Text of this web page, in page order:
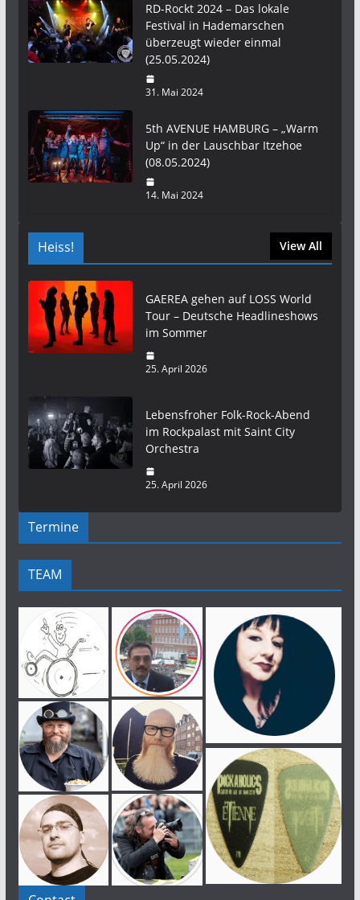
RD-Rockt 2024 – Das lokale
Festival in Hademarschen
überzeugt wieder einmal
(25.05.2024)
31. Mai 2024
5th AVENUE HAMBURG – „Warm
Up“ in der Lauschbar Itzehoe
(08.05.2024)
14. Mai 2024
Heiss! View All
GAEREA gehen auf LOSS World
Tour – Deutsche Headlineshows
im Sommer
25. April 2026
Lebensfroher Folk-Rock-Abend
im Rockpalast mit Saint City
Orchestra
25. April 2026
Termine
TEAM